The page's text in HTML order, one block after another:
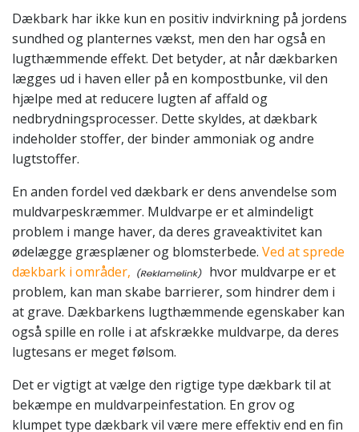
Dækbark har ikke kun en positiv indvirkning på jordens
sundhed og planternes vækst, men den har også en
lugthæmmende effekt. Det betyder, at når dækbarken
lægges ud i haven eller på en kompostbunke, vil den
hjælpe med at reducere lugten af affald og
nedbrydningsprocesser. Dette skyldes, at dækbark
indeholder stoffer, der binder ammoniak og andre
lugtstoffer.
En anden fordel ved dækbark er dens anvendelse som
muldvarpeskræmmer. Muldvarpe er et almindeligt
problem i mange haver, da deres graveaktivitet kan
ødelægge græsplæner og blomsterbede. Ved at sprede
dækbark i områder,
hvor muldvarpe er et
problem, kan man skabe barrierer, som hindrer dem i
at grave. Dækbarkens lugthæmmende egenskaber kan
også spille en rolle i at afskrække muldvarpe, da deres
lugtesans er meget følsom.
Det er vigtigt at vælge den rigtige type dækbark til at
bekæmpe en muldvarpeinfestation. En grov og
klumpet type dækbark vil være mere effektiv end en fin